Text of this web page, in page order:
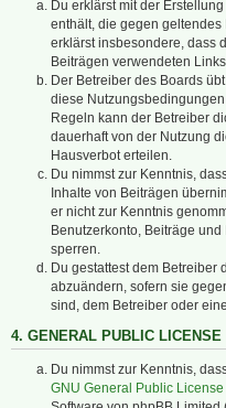
Du erklärst mit der
enthält, die gegen geltendes
erklärst insbesondere, dass
Beiträgen verwendeten
Der Betreiber des Boards
diese
Regeln kann der Betreiber
dauerhaft von der Nutzung
Hausverbot erteilen.
Du nimmst zur Kenntnis,
Inhalte von Beiträgen
er nicht zur Kenntnis
Benutzerkonto, Beiträge
sperren.
Du gestattest dem Betreiber
abzuändern, sofern sie
sind, dem Betreiber oder
4. GENERAL PUBLIC LICENSE
Du nimmst zur Kenntnis,
GNU General Public License